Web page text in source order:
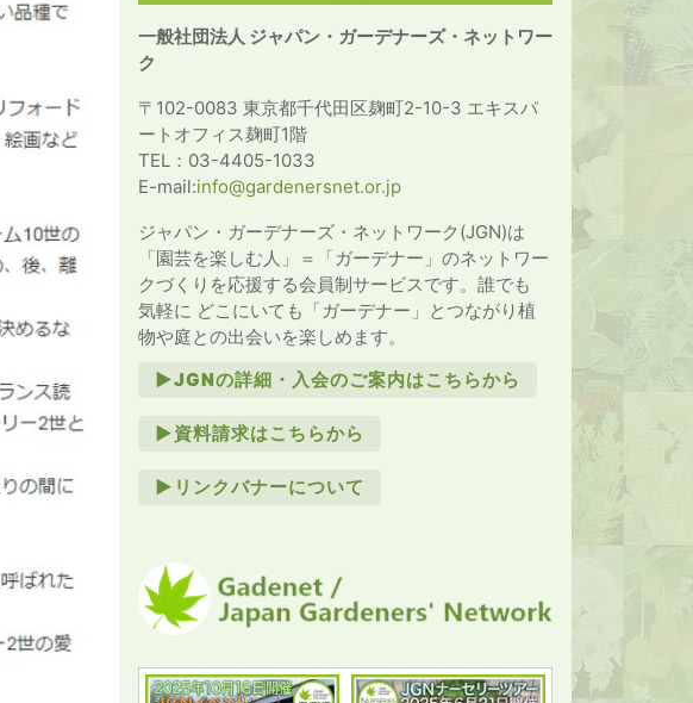
一般社団法人 ジャパン・ガーデナーズ・ネットワー
ク
〒102-0083 東京都千代田区麹町2-10-3 エキスパ
ートオフィス麹町1階
TEL：03-4405-1033
E-mail:info@gardenersnet.or.jp
ジャパン・ガーデナーズ・ネットワーク(JGN)は
「園芸を楽しむ人」＝「ガーデナー」のネットワー
クづくりを応援する会員制サービスです。誰でも
気軽に どこにいても「ガーデナー」とつながり植
物や庭との出会いを楽しめます。
►JGNの詳細・入会のご案内はこちらから
►資料請求はこちらから
►リンクバナーについて